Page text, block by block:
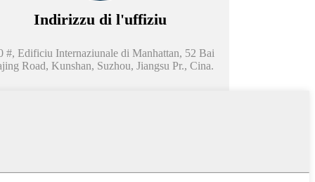
Indirizzu di l'uffiziu
#, Edificiu Internaziunale di Manhattan, 52 Bai
Road, Kunshan, Suzhou, Jiangsu Pr., Cina.